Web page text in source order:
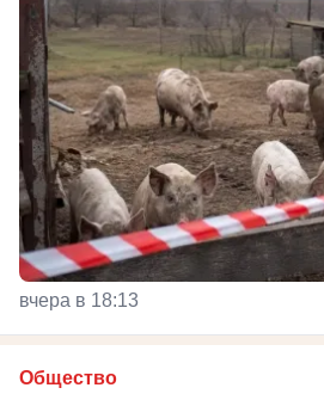
вчера в 18:13
Общество